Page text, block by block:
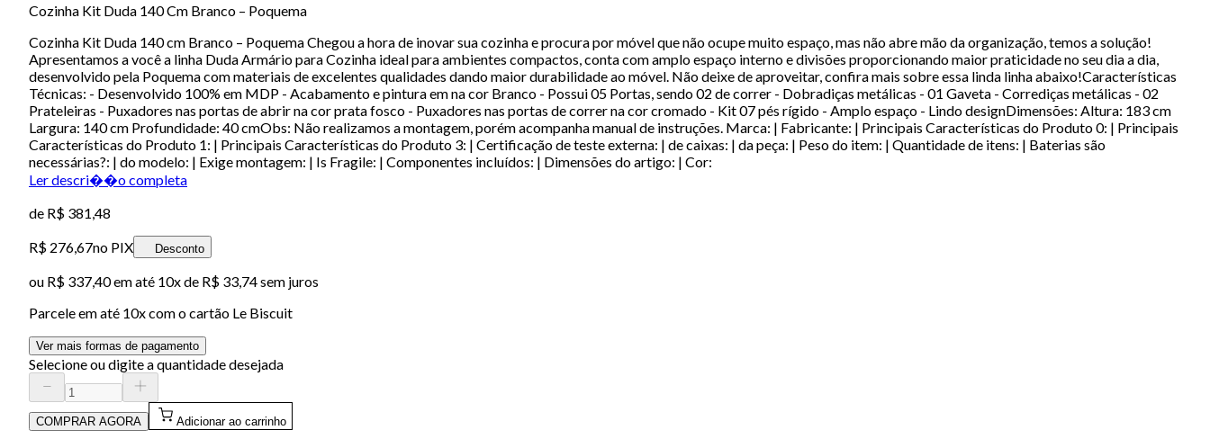
Cozinha Kit Duda 140 Cm Branco – Poquema
Cozinha Kit Duda 140 cm Branco – Poquema Chegou a hora de inovar sua cozinha e procura por móvel que não ocupe muito espaço, mas não abre mão da organização, temos a solução!
Apresentamos a você a linha Duda Armário para Cozinha ideal para ambientes compactos, conta com amplo espaço interno e divisões proporcionando maior praticidade no seu dia a dia,
desenvolvido pela Poquema com materiais de excelentes qualidades dando maior durabilidade ao móvel. Não deixe de aproveitar, confira mais sobre essa linda linha abaixo!Características
Técnicas: - Desenvolvido 100% em MDP - Acabamento e pintura em na cor Branco - Possui 05 Portas, sendo 02 de correr - Dobradiças metálicas - 01 Gaveta - Corrediças metálicas - 02
Prateleiras - Puxadores nas portas de abrir na cor prata fosco - Puxadores nas portas de correr na cor cromado - Kit 07 pés rígido - Amplo espaço - Lindo designDimensões: Altura: 183 cm
Largura: 140 cm Profundidade: 40 cmObs: Não realizamos a montagem, porém acompanha manual de instruções. Marca: | Fabricante: | Principais Características do Produto 0: | Principais
Características do Produto 1: | Principais Características do Produto 3: | Certificação de teste externa: | de caixas: | da peça: | Peso do item: | Quantidade de itens: | Baterias são
necessárias?: | do modelo: | Exige montagem: | Is Fragile: | Componentes incluídos: | Dimensões do artigo: | Cor:
Ler descri��o completa
de R$ 381,48
R$ 276,67no PIX Desconto
ou R$ 337,40em até 10x de R$ 33,74 sem juros
Parcele em até 10x com o cartão Le Biscuit
Ver mais formas de pagamento
Selecione ou digite a quantidade desejada
COMPRAR AGORA Adicionar ao carrinho